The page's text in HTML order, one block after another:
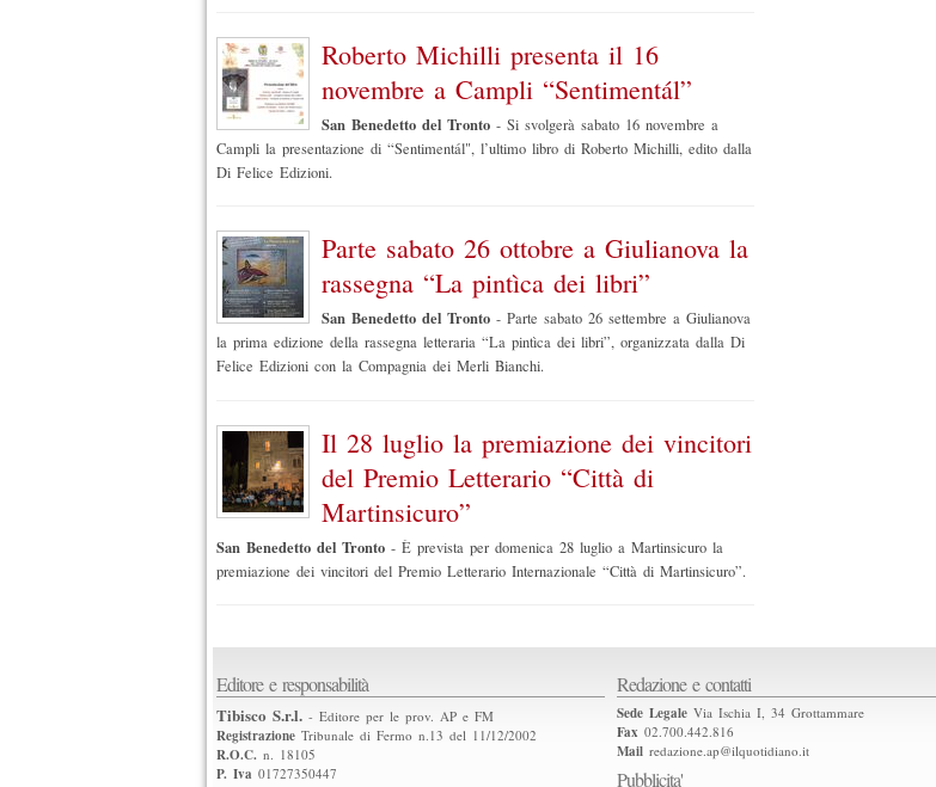
Roberto Michilli presenta il 16
novembre a Campli “Sentimentál”
San Benedetto del Tronto- Si svolgerà sabato 16 novembre a
Campli la presentazione di “Sentimentál", l’ultimo libro di Roberto Michilli, edito dalla
Di Felice Edizioni.
Parte sabato 26 ottobre a Giulianova la
rassegna “La pintìca dei libri”
San Benedetto del Tronto- Parte sabato 26 settembre a Giulianova
la prima edizione della rassegna letteraria “La pintìca dei libri”, organizzata dalla Di
Felice Edizioni con la Compagnia dei Merli Bianchi.
Il 28 luglio la premiazione dei vincitori
del Premio Letterario “Città di
Martinsicuro”
San Benedetto del Tronto- È prevista per domenica 28 luglio a Martinsicuro la
premiazione dei vincitori del Premio Letterario Internazionale “Città di Martinsicuro”.
Editore e responsabilità
Tibisco S.r.l.- Editore per le prov. AP e FM
RegistrazioneTribunale di Fermo n.13 del 11/12/2002
R.O.C. n. 18105
P. Iva 01727350447
Redazione e contatti
Sede LegaleVia Ischia I, 34 Grottammare
Fax 02.700.442.816
Mailredazione.ap@ilquotidiano.it
Pubblicita'